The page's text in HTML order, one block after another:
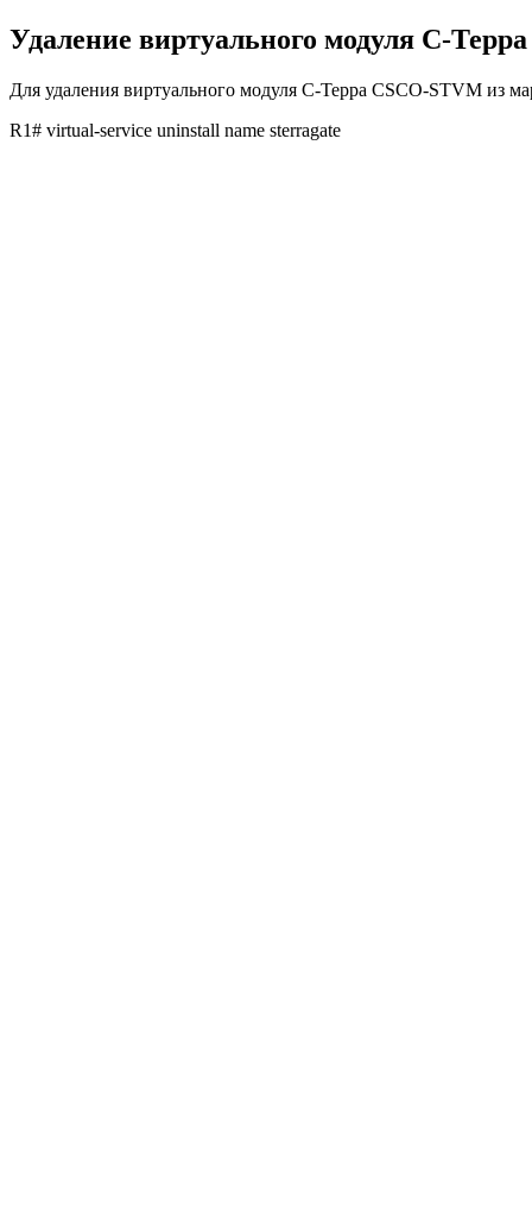
Удаление виртуального модуля С-
Для удаления виртуального модуля С-Терра CSCO-STVM из
R1# virtual-service uninstall name sterragate